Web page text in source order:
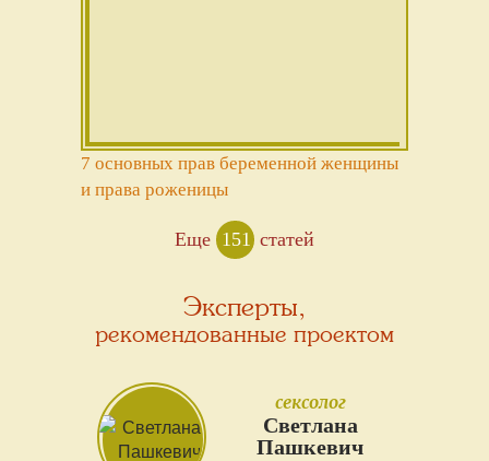
7 основных прав беременной женщины
и права роженицы
Еще 151 статей
Эксперты,
рекомендованные проектом
сексолог
Светлана
Пашкевич